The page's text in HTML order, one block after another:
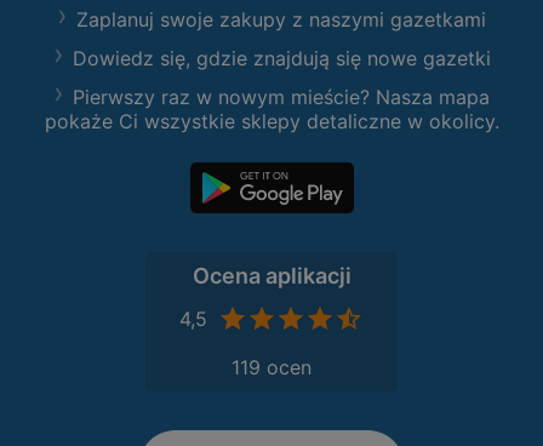
Zaplanuj swoje zakupy z naszymi gazetkami
Dowiedz się, gdzie znajdują się nowe gazetki
Pierwszy raz w nowym mieście? Nasza mapa
pokaże Ci wszystkie sklepy detaliczne w okolicy.
Ocena aplikacji
4,5
119 ocen